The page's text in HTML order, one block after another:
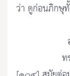
ว่า ดูก่อนภิกษุ
ท